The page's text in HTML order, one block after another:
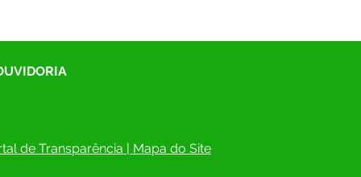
de Transparência | Mapa do Site